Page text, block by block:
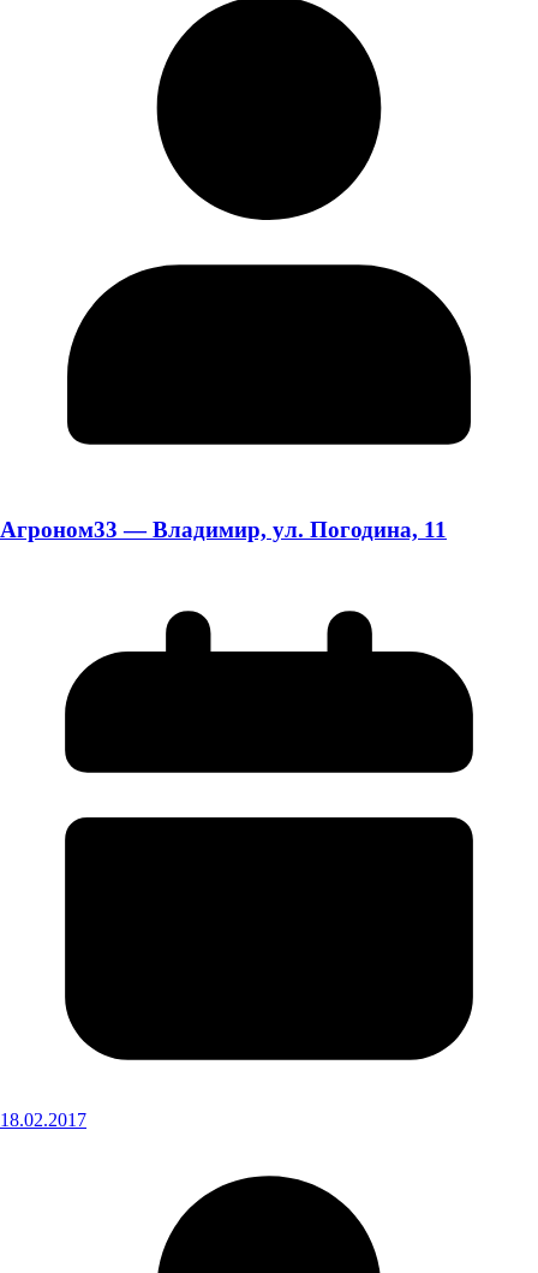
Агроном33 — Владимир, ул. Погодина, 11
18.02.2017